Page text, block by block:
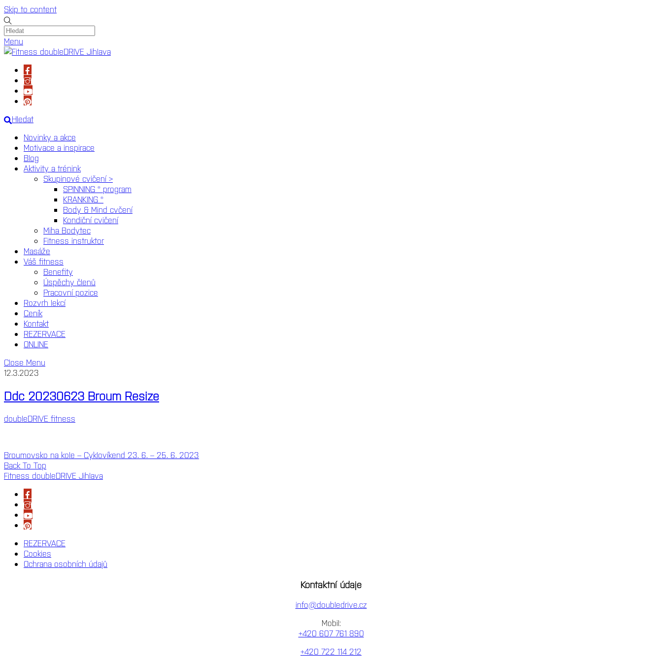
Skip to content
Menu
Hledat
Novinky a akce
Motivace a inspirace
Blog
Aktivity a trénink
Skupinové cvičení >
SPINNING ® program
KRANKING ®
Body & Mind cvčení
Kondiční cvičení
Miha Bodytec
Fitness instruktor
Masáže
Váš fitness
Benefity
Úspěchy členů
Pracovní pozice
Rozvrh lekcí
Ceník
Kontakt
REZERVACE
ONLINE
Close Menu
12.3.2023
Ddc 20230623 Broum Resize
doubleDRIVE fitness
Broumovsko na kole – Cyklovíkend 23. 6. – 25. 6. 2023
Back To Top
Fitness doubleDRIVE Jihlava
REZERVACE
Cookies
Ochrana osobních údajů
Kontaktní údaje
info@doubledrive.cz
Mobil:
+420 607 761 890
+420 722 114 212